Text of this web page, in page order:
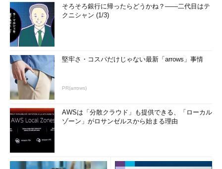
く異なるため、テストレベルの
みから具体的な解決方法へアプ
ローチする方法は限定的にしか
できないことが多いです。
アプリケーションドメイン（問
題領域）とソリューションドメ
イン（解決領域）
また、テストレベルが高いも
のほどアプリケーションドメイ
ン（問題領域）、テストレベル
が低いものほどソリューション
そろそろ銀行に帰ったらどうかね？――二代目はテ
クニシャン (1/3)
堅牢さ・コスパだけじゃない最新「arrows」事情
PR(arrows)
AWSは「分散クラウド」も提供できる、「ローカル
ゾーン」がロサンゼルスから始まる理由